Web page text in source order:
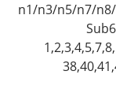
n1/n3/n5/n7/